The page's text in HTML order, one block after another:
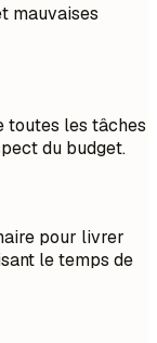
mauvaises
toutes les tâches
du budget.
pour livrer
le temps de